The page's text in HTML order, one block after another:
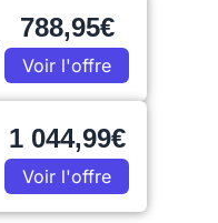
788,95€
Voir l'offre
1 044,99€
Voir l'offre